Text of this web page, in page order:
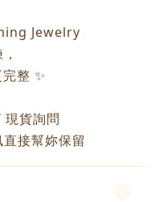
Jewelry
整 ✨
貨詢問
接幫妳保留